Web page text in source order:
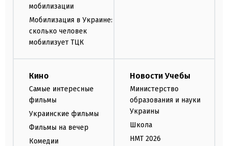
мобилизации
Мобилизация в Украине:
сколько человек
мобилизует ТЦК
Кино
Самые интересные
фильмы
Украинские фильмы
Фильмы на вечер
Комедии
Новости Учебы
Министерство
образования и науки
Украины
Школа
НМТ 2026